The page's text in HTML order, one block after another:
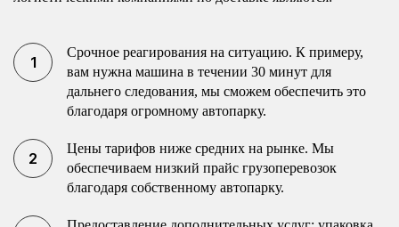
Срочное реагирования на ситуацию. К примеру,
вам нужна машина в течении 30 минут для
дальнего следования, мы сможем обеспечить это
благодаря огромному автопарку.
Цены тарифов ниже средних на рынке. Мы
обеспечиваем низкий прайс грузоперевозок
благодаря собственному автопарку.